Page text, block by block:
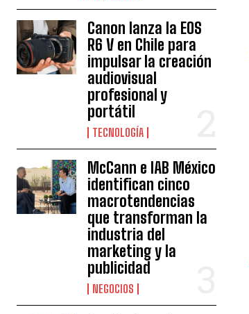
Canon lanza la EOS
R6 V en Chile para
impulsar la creación
audiovisual
profesional y
portátil
TECNOLOGÍA
McCann e IAB México
identifican cinco
macrotendencias
que transforman la
industria del
marketing y la
publicidad
NEGOCIOS